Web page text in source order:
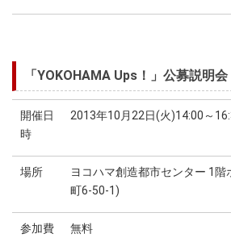
「YOKOHAMA Ups！」公募説明
開催日
時
2013年10月22日(火)14:00～
場所
ヨコハマ創造都市センター 1
町6-50-1)
参加費 無料